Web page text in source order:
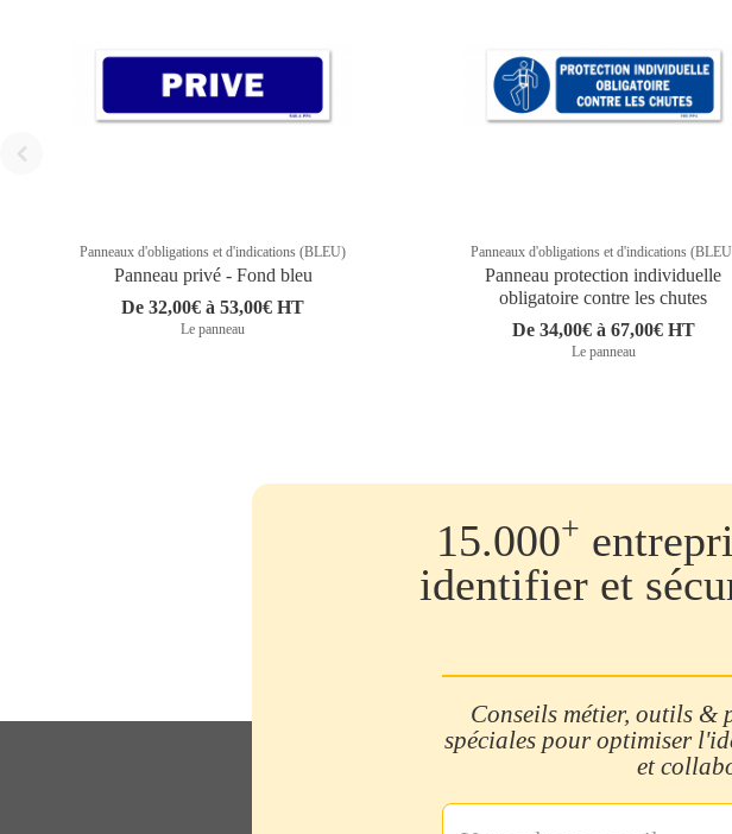
Panneaux d'obligations et d'indications (BLEU)
Panneau privé - Fond bleu
De 32,00€ à 53,00€ HT
Le panneau
Panneaux d'obligations et d'indications
Panneau protection individuelle
obligatoire contre les chutes
De 34,00€ à 67,00€ HT
Le panneau
15.000+
identifier et
Conseils métier, outils &
spéciales pour optimiser
et